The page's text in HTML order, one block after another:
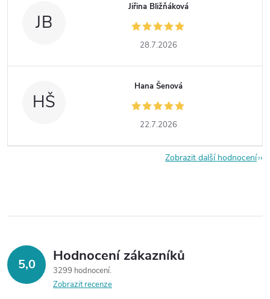
JB
Jiřina Bližňáková
28.7.2026
HŠ
Hana Šenová
22.7.2026
Zobrazit další hodnocení
5,0 Hodnocení zákazníků
3299 hodnocení
Zobrazit recenze